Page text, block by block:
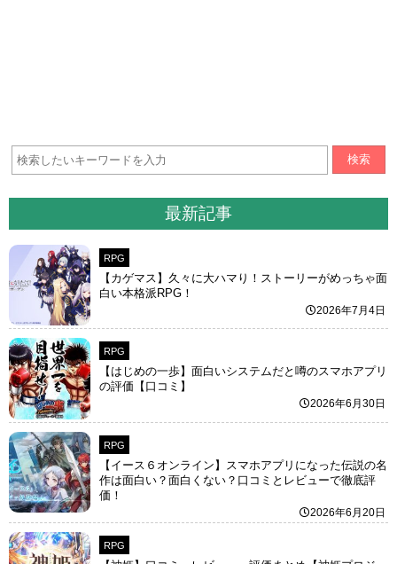
検索
最新記事
RPG
【カゲマス】久々に大ハマり！ストーリーがめっちゃ面
白い本格派RPG！
2026年7月4日
RPG
【はじめの一歩】面白いシステムだと噂のスマホアプリ
の評価【口コミ】
2026年6月30日
RPG
【イース６オンライン】スマホアプリになった伝説の名
作は面白い？面白くない？口コミとレビューで徹底評
価！
2026年6月20日
RPG